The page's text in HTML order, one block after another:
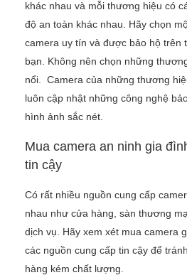
khác nhau và mỗi thương hiệu có
độ an toàn khác nhau. Hãy chọn
camera uy tín và được bảo hộ trên
bạn. Không nên chọn những
nổi. Camera của những thương
luôn cập nhật những công nghệ
hình ảnh sắc nét.
Mua camera an ninh gia
tin cậy
Có rất nhiều nguồn cung cấp
nhau như cửa hàng, sàn thương
dịch vụ. Hãy xem xét mua camera
các nguồn cung cấp tin cậy để
hàng kém chất lượng.